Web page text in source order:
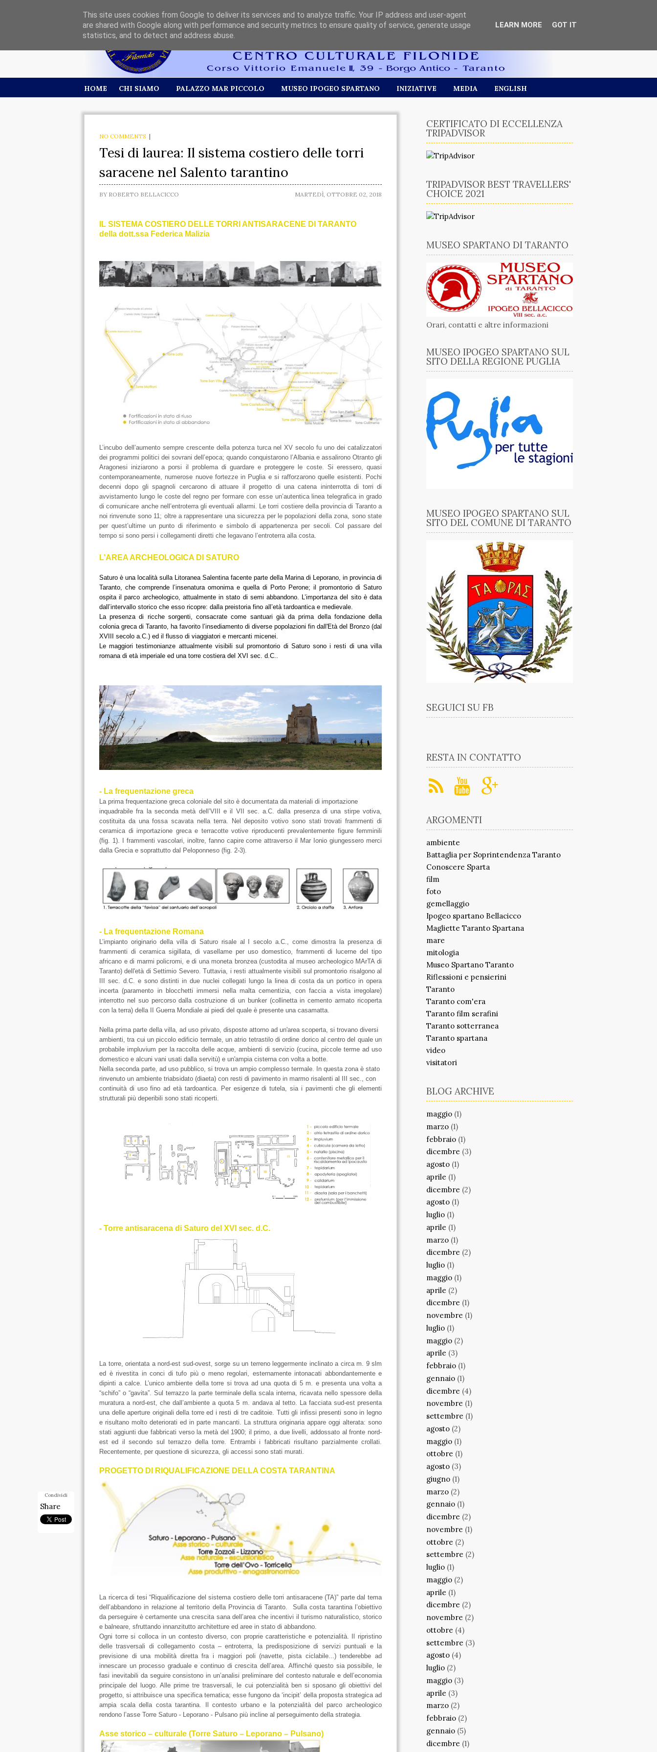
HOME CHI SIAMO PALAZZO MAR PICCOLO MUSEO IPOGEO SPARTANO INIZIATIVE MEDIA ENGLISH
NO COMMENTS |
Tesi di laurea: Il sistema costiero delle torri
saracene nel Salento tarantino
BY ROBERTO BELLACICCO MARTEDÌ, OTTOBRE 02, 2018
IL SISTEMA COSTIERO DELLE TORRI ANTISARACENE DI TARANTO
della dott.ssa Federica Malizia
L’incubo dell’aumento sempre crescente della potenza turca nel XV secolo fu uno dei catalizzatori
dei programmi politici dei sovrani dell’epoca; quando conquistarono l’Albania e assalirono Otranto gli
Aragonesi iniziarono a porsi il problema di guardare e proteggere le coste. Si eressero, quasi
contemporaneamente, numerose nuove fortezze in Puglia e si rafforzarono quelle esistenti. Pochi
decenni dopo gli spagnoli cercarono di attuare il progetto di una catena ininterrotta di torri di
avvistamento lungo le coste del regno per formare con esse un’autentica linea telegrafica in grado
di comunicare anche nell’entroterra gli eventuali allarmi. Le torri costiere della provincia di Taranto a
noi rinvenute sono 11; oltre a rappresentare una sicurezza per le popolazioni della zona, sono state
per quest’ultime un punto di riferimento e simbolo di appartenenza per secoli. Col passare del
tempo si sono persi i collegamenti diretti che legavano l’entroterra alla costa.
L’AREA ARCHEOLOGICA DI SATURO
Saturo è una località sulla Litoranea Salentina facente parte della Marina di Leporano, in provincia di
Taranto, che comprende l’insenatura omonima e quella di Porto Perone; il promontorio di Saturo
ospita il parco archeologico, attualmente in stato di semi abbandono. L’importanza del sito è data
dall’intervallo storico che esso ricopre: dalla preistoria fino all’età tardoantica e medievale.
La presenza di ricche sorgenti, consacrate come santuari già da prima della fondazione della
colonia greca di Taranto, ha favorito l’insediamento di diverse popolazioni fin dall'Età del Bronzo (dal
XVIII secolo a.C.) ed il flusso di viaggiatori e mercanti micenei.
Le maggiori testimonianze attualmente visibili sul promontorio di Saturo sono i resti di una villa
romana di età imperiale ed una torre costiera del XVI sec. d.C..
- La frequentazione greca
La prima frequentazione greca coloniale del sito è documentata da materiali di importazione
inquadrabile fra la seconda metà dell’VIII e il VII sec. a.C. dalla presenza di una stirpe votiva,
costituita da una fossa scavata nella terra. Nel deposito votivo sono stati trovati frammenti di
ceramica di importazione greca e terracotte votive riproducenti prevalentemente figure femminili
(fig. 1). I frammenti vascolari, inoltre, fanno capire come attraverso il Mar Ionio giungessero merci
dalla Grecia e soprattutto dal Peloponneso (fig. 2-3).
- La frequentazione Romana
L’impianto originario della villa di Saturo risale al I secolo a.C., come dimostra la presenza di
frammenti di ceramica sigillata, di vasellame per uso domestico, frammenti di lucerne del tipo
africano e di marmi policromi, e di una moneta bronzea (custodita al museo archeologico MArTA di
Taranto) dell'età di Settimio Severo. Tuttavia, i resti attualmente visibili sul promontorio risalgono al
III sec. d.C. e sono distinti in due nuclei collegati lungo la linea di costa da un portico in opera
incerta (paramento in blocchetti immersi nella malta cementizia, con faccia a vista irregolare)
interrotto nel suo percorso dalla costruzione di un bunker (collinetta in cemento armato ricoperta
con la terra) della II Guerra Mondiale ai piedi del quale è presente una casamatta.
Nella prima parte della villa, ad uso privato, disposte attorno ad un'area scoperta, si trovano diversi
ambienti, tra cui un piccolo edificio termale, un atrio tetrastilo di ordine dorico al centro del quale un
probabile impluvium per la raccolta delle acque, ambienti di servizio (cucina, piccole terme ad uso
domestico e alcuni vani usati dalla servitù) e un'ampia cisterna con volta a botte.
Nella seconda parte, ad uso pubblico, si trova un ampio complesso termale. In questa zona è stato
rinvenuto un ambiente triabsidato (diaeta) con resti di pavimento in marmo risalenti al III sec., con
continuità di uso fino ad età tardoantica. Per esigenze di tutela, sia i pavimenti che gli elementi
strutturali più deperibili sono stati ricoperti.
- Torre antisaracena di Saturo del XVI sec. d.C.
La torre, orientata a nord-est sud-ovest, sorge su un terreno leggermente inclinato a circa m. 9 slm
ed è rivestita in conci di tufo più o meno regolari, esternamente intonacati abbondantemente e
dipinti a calce. L’unico ambiente della torre si trova ad una quota di 5 m. e presenta una volta a
“schifo” o “gavita”. Sul terrazzo la parte terminale della scala interna, ricavata nello spessore della
muratura a nord-est, che dall’ambiente a quota 5 m. andava al tetto. La facciata sud-est presenta
una delle aperture originali della torre ed i resti di tre caditoie. Tutti gli infissi presenti sono in legno
e risultano molto deteriorati ed in parte mancanti. La struttura originaria appare oggi alterata: sono
stati aggiunti due fabbricati verso la metà del 1900; il primo, a due livelli, addossato al fronte nord-
est ed il secondo sul terrazzo della torre. Entrambi i fabbricati risultano parzialmente crollati.
Recentemente, per questione di sicurezza, gli accessi sono stati murati.
PROGETTO DI RIQUALIFICAZIONE DELLA COSTA TARANTINA
La ricerca di tesi “Riqualificazione del sistema costiero delle torri antisaracene (TA)” parte dal tema
dell’abbandono in relazione al territorio della Provincia di Taranto. Sulla costa tarantina l’obiettivo
da perseguire è certamente una crescita sana dell’area che incentivi il turismo naturalistico, storico
e balneare, sfruttando innanzitutto architetture ed aree in stato di abbandono.
Ogni torre si colloca in un contesto diverso, con proprie caratteristiche e potenzialità. Il ripristino
delle trasversali di collegamento costa – entroterra, la predisposizione di servizi puntuali e la
previsione di una mobilità diretta fra i maggiori poli (navette, pista ciclabile...) tenderebbe ad
innescare un processo graduale e continuo di crescita dell’area. Affinché questo sia possibile, le
fasi inevitabili da seguire consistono in un’analisi preliminare del contesto naturale e dell’economia
principale del luogo. Alle prime tre trasversali, le cui potenzialità ben si sposano gli obiettivi del
progetto, si attribuisce una specifica tematica; esse fungono da ‘incipit’ della proposta strategica ad
ampia scala della costa tarantina. Il contesto urbano e la potenzialità del parco archeologico
rendono l’asse Torre Saturo - Leporano - Pulsano più incline al perseguimento della strategia.
Asse storico – culturale (Torre Saturo – Leporano – Pulsano)
CERTIFICATO DI ECCELLENZA
TRIPADVISOR
TRIPADVISOR BEST TRAVELLERS'
CHOICE 2021
MUSEO SPARTANO DI TARANTO
Orari, contatti e altre informazioni
MUSEO IPOGEO SPARTANO SUL
SITO DELLA REGIONE PUGLIA
MUSEO IPOGEO SPARTANO SUL
SITO DEL COMUNE DI TARANTO
SEGUICI SU FB
RESTA IN CONTATTO
ARGOMENTI
ambiente
Battaglia per Soprintendenza Taranto
Conoscere Sparta
film
foto
gemellaggio
Ipogeo spartano Bellacicco
Magliette Taranto Spartana
mare
mitologia
Museo Spartano Taranto
Riflessioni e pensierini
Taranto
Taranto com'era
Taranto film serafini
Taranto sotterranea
Taranto spartana
video
visitatori
BLOG ARCHIVE
maggio (1)
marzo (1)
febbraio (1)
dicembre (3)
agosto (1)
aprile (1)
dicembre (2)
agosto (1)
luglio (1)
aprile (1)
marzo (1)
dicembre (2)
luglio (1)
maggio (1)
aprile (2)
dicembre (1)
novembre (1)
luglio (1)
maggio (2)
aprile (3)
febbraio (1)
gennaio (1)
dicembre (4)
novembre (1)
settembre (1)
agosto (2)
maggio (1)
ottobre (1)
agosto (3)
giugno (1)
marzo (2)
gennaio (1)
dicembre (2)
novembre (1)
ottobre (2)
settembre (2)
luglio (1)
maggio (2)
aprile (1)
dicembre (2)
novembre (2)
ottobre (4)
settembre (3)
agosto (4)
luglio (2)
maggio (3)
aprile (3)
marzo (2)
febbraio (2)
gennaio (5)
dicembre (1)
Condividi
Share
This site uses cookies from Google to deliver its services and to analyze traffic. Your IP address and user-agent
are shared with Google along with performance and security metrics to ensure quality of service, generate usage
statistics, and to detect and address abuse.
LEARN MORE GOT IT